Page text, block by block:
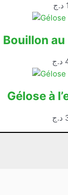
د.ج
Bouillon au
د.ج
Gélose à
د.ج